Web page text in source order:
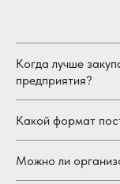
Когда лучше
предприятия?
Какой формат
Можно ли